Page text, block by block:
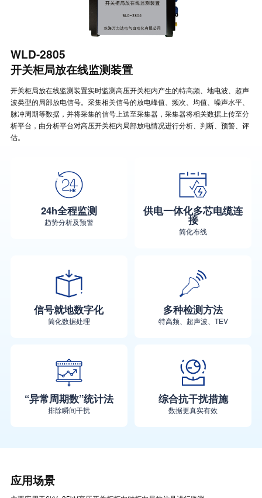
WLD-2805
开关柜局放在线监测装置
开关柜局放在线监测装置实时监测高压开关柜内产生的特高频、地电波、超声
波类型的局部放电信号。采集相关信号的放电峰值、频次、均值、噪声水平、
脉冲周期等数据，并将采集的信号上送至采集器，采集器将相关数据上传至分
析平台，由分析平台对高压开关柜内局部放电情况进行分析、判断、预警、评
估。
24h全程监测
趋势分析及预警
供电一体化多芯电缆连
接
简化布线
信号就地数字化
简化数据处理
多种检测方法
特高频、超声波、TEV
“异常周期数”统计法
排除瞬间干扰
综合抗干扰措施
数据更真实有效
应用场景